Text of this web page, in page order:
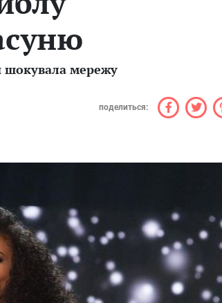
шокувала мережу
поделиться: